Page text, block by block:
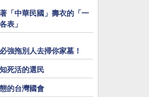
「中華民國」壽衣的「一
表」
強拖別人去掃你家墓！
死活的選民
的台灣國會